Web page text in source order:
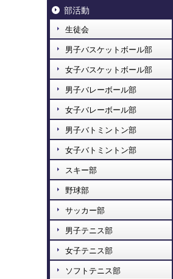
部活動
生徒会
男子バスケットボール部
女子バスケットボール部
男子バレーボール部
女子バレーボール部
男子バトミントン部
女子バトミントン部
スキー部
野球部
サッカー部
男子テニス部
女子テニス部
ソフトテニス部